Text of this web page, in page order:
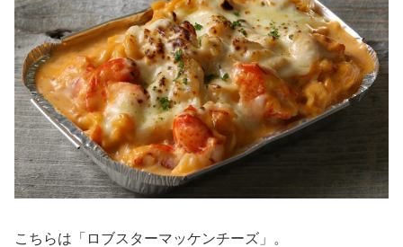
こちらは「ロブスターマッケンチーズ」。